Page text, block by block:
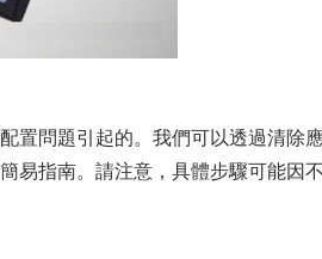
置問題引起的。我們可以透過清除
易指南。請注意，具體步驟可能因